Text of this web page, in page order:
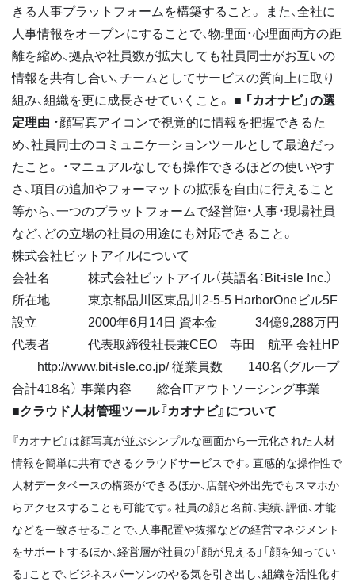
きる人事プラットフォームを構築すること。 また、全社に
人事情報をオープンにすることで、物理面・心理面両方の距
離を縮め、拠点や社員数が拡大しても社員同士がお互いの
情報を共有し合い、チームとしてサービスの質向上に取り
組み、組織を更に成長させていくこと。 ■ 「カオナビ」の選
定理由 ・顔写真アイコンで視覚的に情報を把握できるた
め、社員同士のコミュニケーションツールとして最適だっ
たこと。 ・マニュアルなしでも操作できるほどの使いやす
さ、項目の追加やフォーマットの拡張を自由に行えること
等から、一つのプラットフォームで経営陣・人事・現場社員
など、どの立場の社員の用途にも対応できること。
株式会社ビットアイルについて
会社名 株式会社ビットアイル（英語名：Bit-isle Inc.）
所在地 東京都品川区東品川2-5-5 HarborOneビル5F
設立 2000年6月14日 資本金 34億9,288万円
代表者 代表取締役社長兼CEO 寺田 航平 会社HP
http://www.bit-isle.co.jp/ 従業員数 140名（グループ
合計418名） 事業内容 総合ITアウトソーシング事業
■クラウド人材管理ツール『カオナビ』について
『カオナビ』は顔写真が並ぶシンプルな画面から一元化された人材
情報を簡単に共有できるクラウドサービスです。直感的な操作性で
人材データベースの構築ができるほか、店舗や外出先でもスマホか
らアクセスすることも可能です。社員の顔と名前、実績、評価、才能
などを一致させることで、人事配置や抜擢などの経営マネジメント
をサポートするほか、経営層が社員の「顔が見える」「顔を知ってい
る」ことで、ビジネスパーソンのやる気を引き出し、組織を活性化す